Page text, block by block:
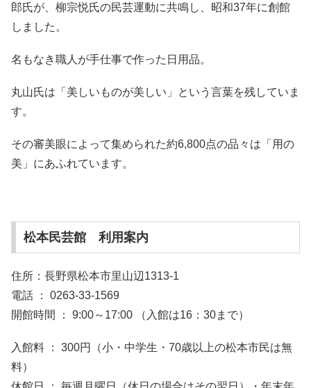
郎氏が、柳宗悦氏の民芸運動に共鳴し、昭和37年に創館
しました。
名もなき職人が手仕事で作った日用品。
丸山氏は「美しいものが美しい」という言葉を残していま
す。
その審美眼によって集められた約6,800点の品々は「用の
美」にあふれています。
松本民芸館 利用案内
住所：長野県松本市里山辺1313-1
電話 ： 0263-33-1569
開館時間 ： 9:00～17:00 （入館は16：30まで）
入館料 ： 300円（小・中学生・70歳以上の松本市民は無
料）